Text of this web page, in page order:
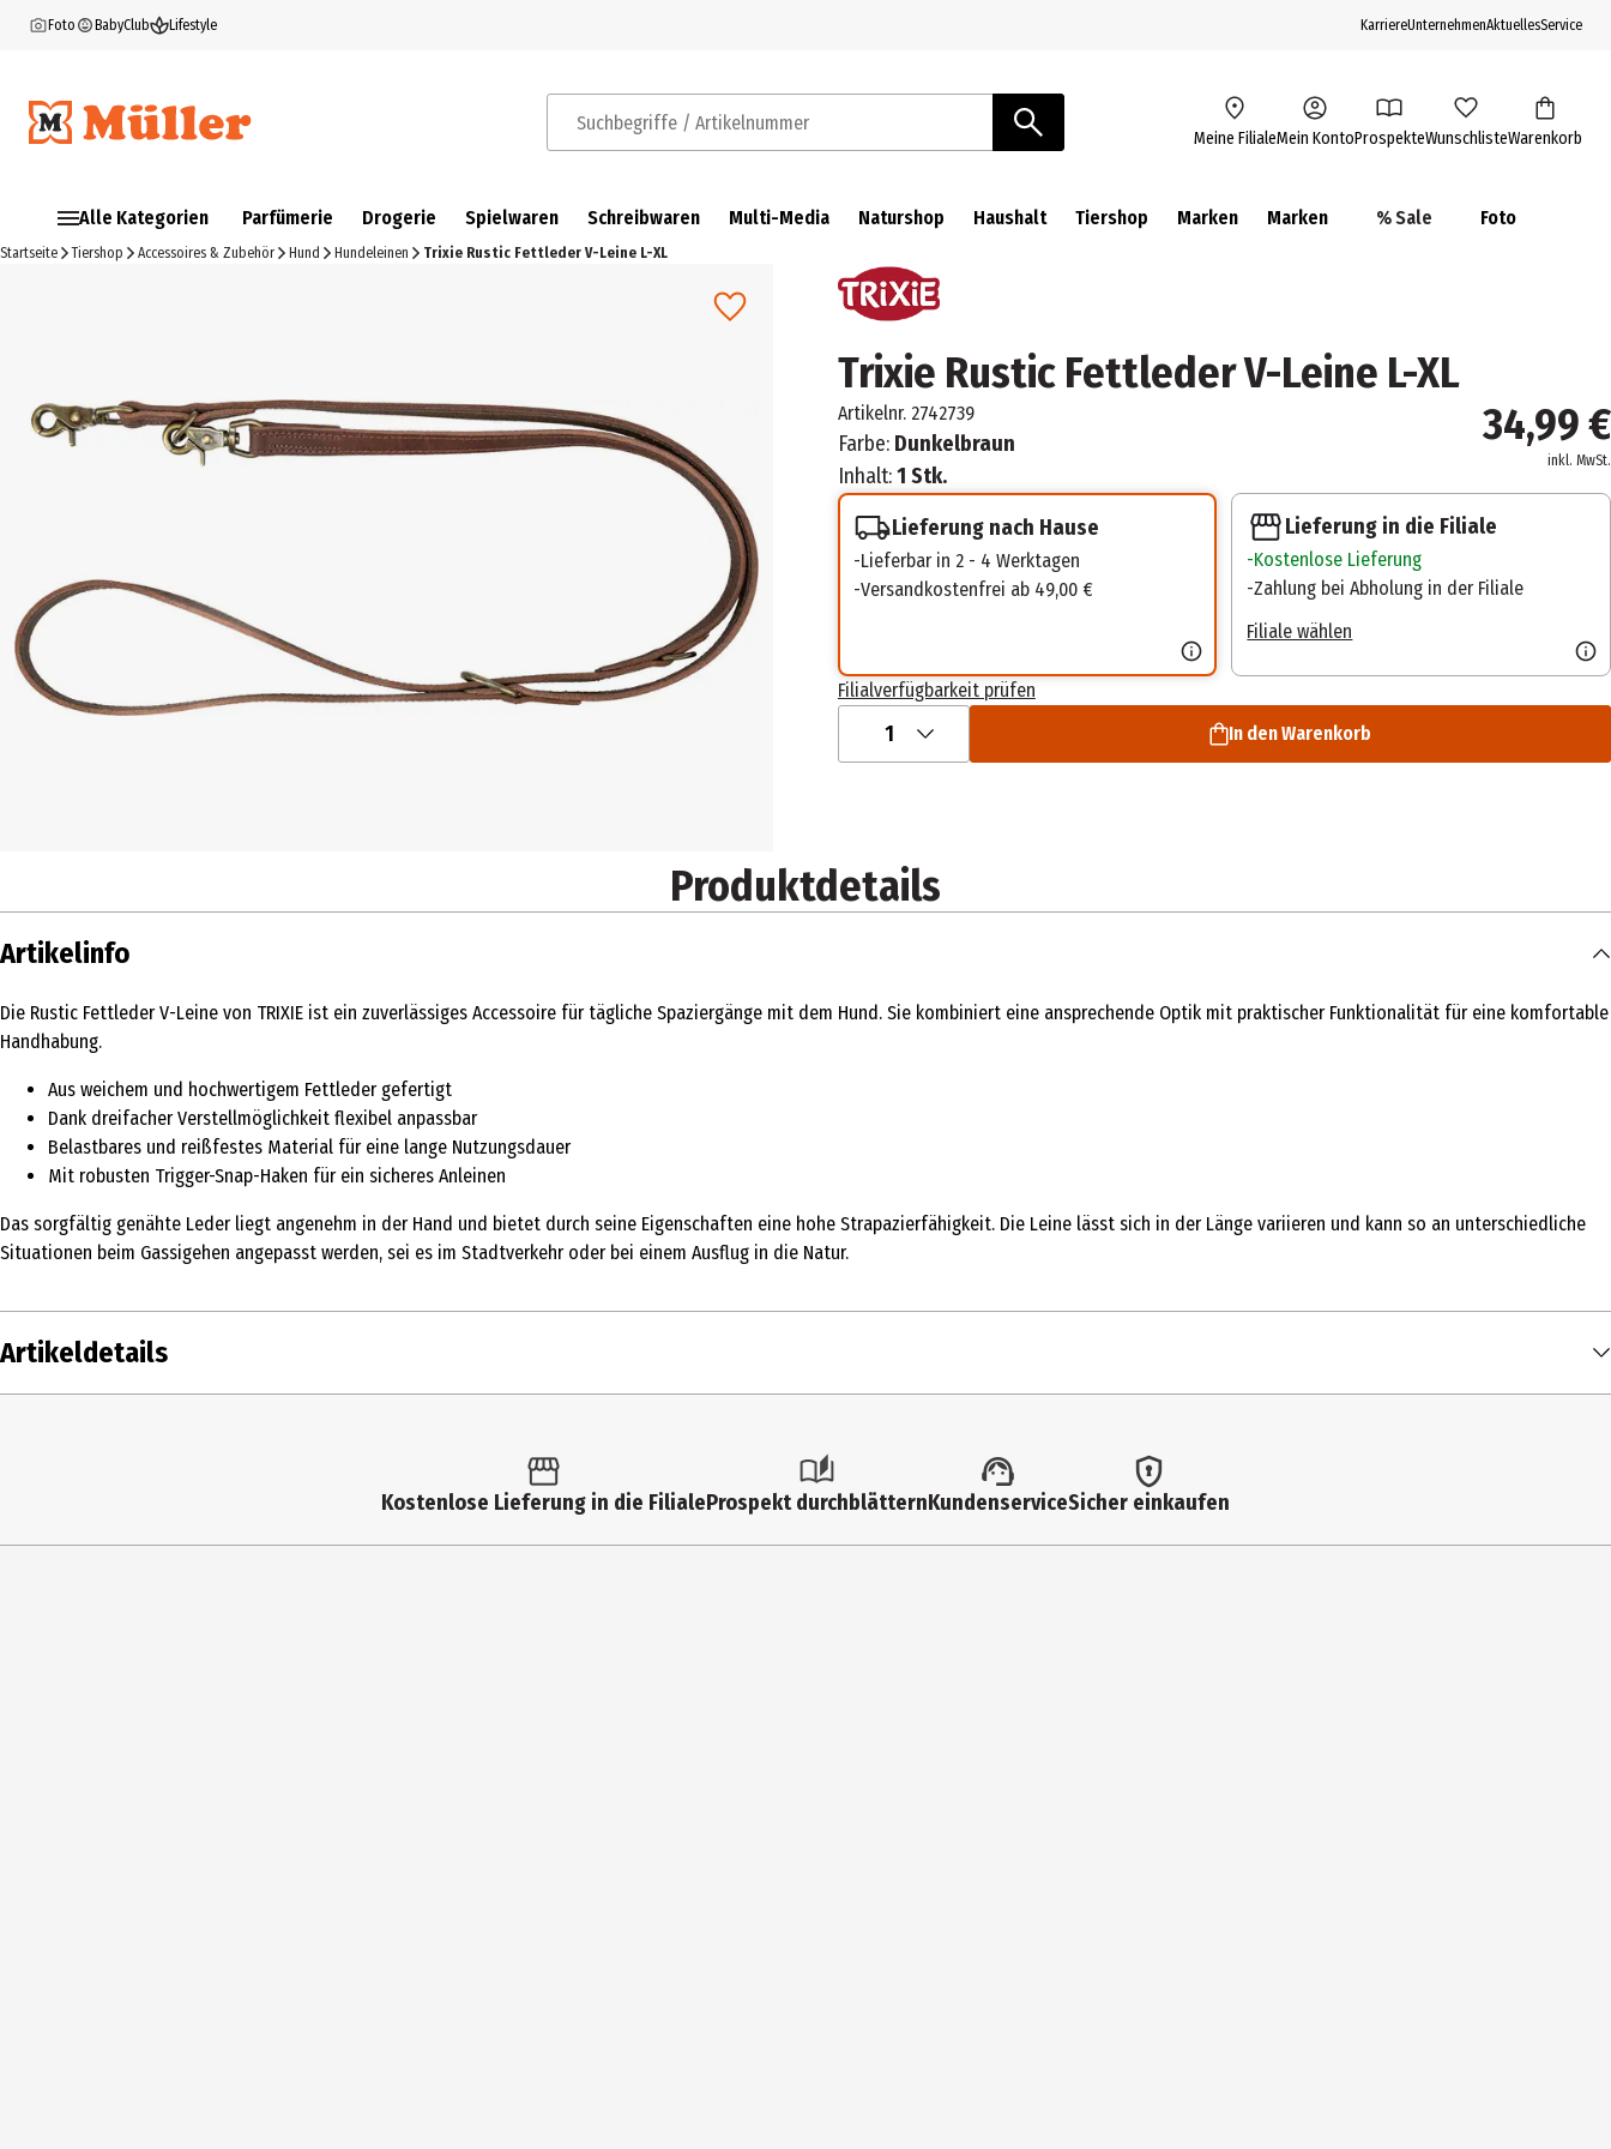
Foto BabyClub Lifestyle KarriereUnternehmenAktuellesService
Suchbegriffe / Artikelnummer Meine FilialeMein KontoProspekteWunschlisteWarenkorb
Alle Kategorien Parfümerie Drogerie Spielwaren Schreibwaren Multi-Media Naturshop Haushalt Tiershop Marken Marken % Sale Foto
Startseite Tiershop Accessoires & Zubehör Hund Hundeleinen Trixie Rustic Fettleder V-Leine L-XL
Trixie Rustic Fettleder V-Leine L-XL
Artikelnr. 2742739
Farbe: Dunkelbraun
Inhalt:1 Stk.
34,99 €
inkl. MwSt.
Lieferung nach Hause
Lieferbar in 2 - 4 Werktagen
Versandkostenfrei ab 49,00 €
Lieferung in die Filiale
Kostenlose Lieferung
Zahlung bei Abholung in der Filiale
Filiale wählen
Filialverfügbarkeit prüfen
1 In den Warenkorb
Produktdetails
Artikelinfo
Die Rustic Fettleder V-Leine von TRIXIE ist ein zuverlässiges Accessoire für tägliche Spaziergänge mit dem Hund. Sie kombiniert eine ansprechende Optik mit praktischer Funktionalität für eine komfortable
Handhabung.
Aus weichem und hochwertigem Fettleder gefertigt
Dank dreifacher Verstellmöglichkeit flexibel anpassbar
Belastbares und reißfestes Material für eine lange Nutzungsdauer
Mit robusten Trigger-Snap-Haken für ein sicheres Anleinen
Das sorgfältig genähte Leder liegt angenehm in der Hand und bietet durch seine Eigenschaften eine hohe Strapazierfähigkeit. Die Leine lässt sich in der Länge variieren und kann so an unterschiedliche
Situationen beim Gassigehen angepasst werden, sei es im Stadtverkehr oder bei einem Ausflug in die Natur.
Artikeldetails
Kostenlose Lieferung in die FilialeProspekt durchblätternKundenserviceSicher einkaufen